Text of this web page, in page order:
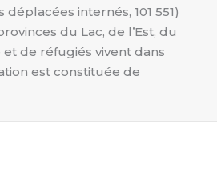
internés, 101 551)
du Lac, de l’Est, du
de réfugiés vivent dans
est constituée de